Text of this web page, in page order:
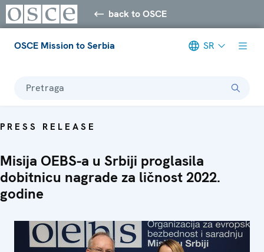
back to OSCE
OSCE Mission to Serbia SR
Pretraga
PRESS RELEASE
Misija OEBS-a u Srbiji proglasila
dobitnicu nagrade za ličnost 2022.
godine